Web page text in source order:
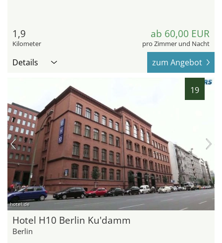
1,9
Kilometer
ab 60,00 EUR
pro Zimmer und Nacht
Details zum Angebot
19
hotel.de
Hotel H10 Berlin Ku'damm
Berlin